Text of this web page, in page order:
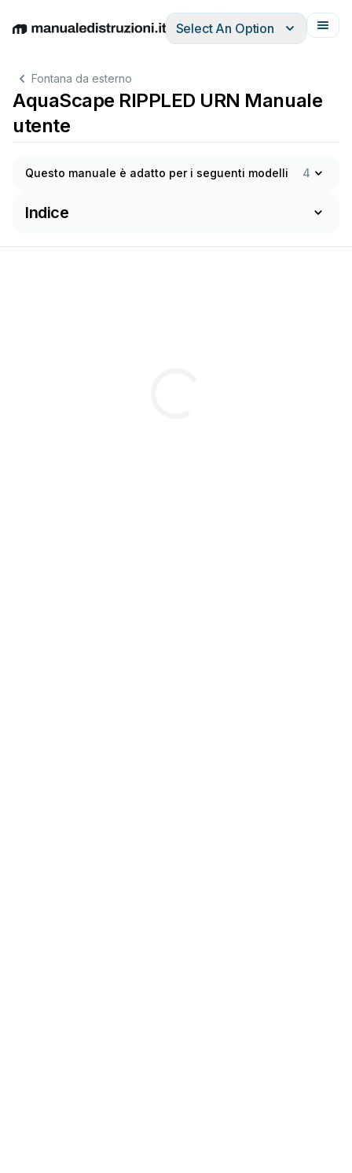
EnglishDeutschEspañolItalianoFrançais
Select An Option
Fontana da esterno
AquaScape RIPPLED URN Manuale
utente
Questo manuale è adatto per i seguenti modelli 4
Indice